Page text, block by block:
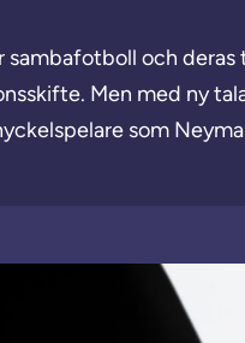
sambafotboll och
Men med ny
som